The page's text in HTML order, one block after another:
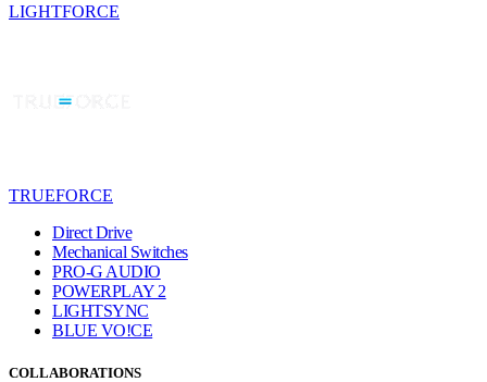
LIGHTFORCE
TRUEFORCE
Direct Drive
Mechanical Switches
PRO-G AUDIO
POWERPLAY 2
LIGHTSYNC
BLUE VO!CE
COLLABORATIONS